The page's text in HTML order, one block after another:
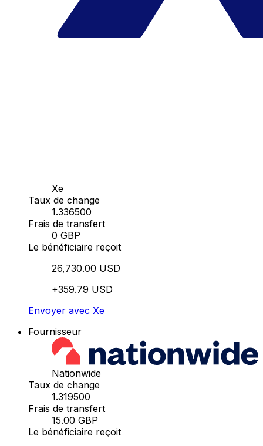
Xe
Taux de change
1.336500
Frais de transfert
0 GBP
Le bénéficiaire reçoit
26,730.00 USD
+359.79 USD
Envoyer avec Xe
Fournisseur
Nationwide
Taux de change
1.319500
Frais de transfert
15.00 GBP
Le bénéficiaire reçoit